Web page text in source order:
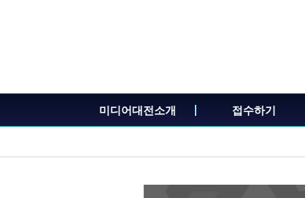
가
미디어대전소개 접수하기